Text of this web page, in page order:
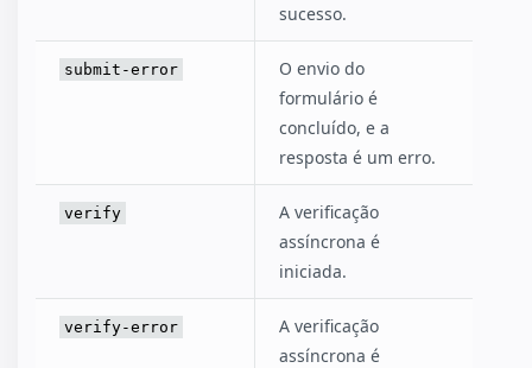
sucesso.
submit-error
O envio do
formulário é
concluído, e a
resposta é um erro.
verify
A verificação
assíncrona é
iniciada.
verify-error
A verificação
assíncrona é